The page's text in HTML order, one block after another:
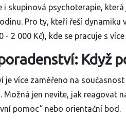
i skupinová psychoterapie,
Pro ty, kteří řeší
- 2 000 Kč), kde se pracuje s
Když
je více zaměřeno na
Možná jen nevíte, jak reagovat
pomoc“ nebo orientační bod.